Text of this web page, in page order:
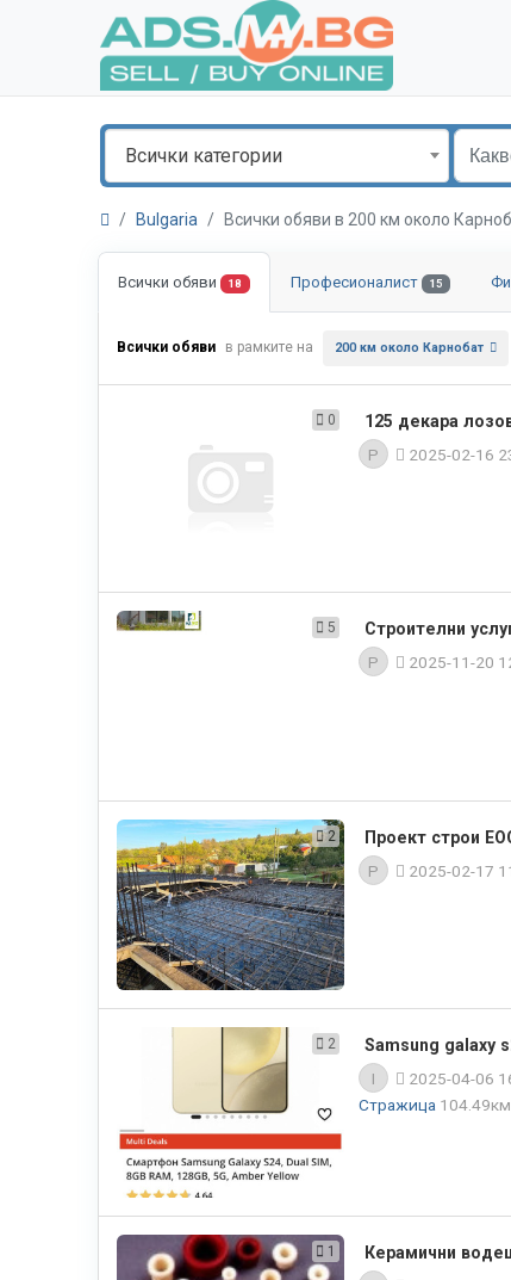
Всички категории
Bulgaria Всички обяви в 200 км около
Всички обяви 18 Професионалист 15
Всички обяви в рамките на 200 км около Карнобат
0
125 декара
P
2025-02-16
5
Строителни
P
2025-11-20
2
Проект строи
P
2025-02-17
2
Samsung galaxy
I
2025-04-06
Стражица 104.49км
1
Керамични